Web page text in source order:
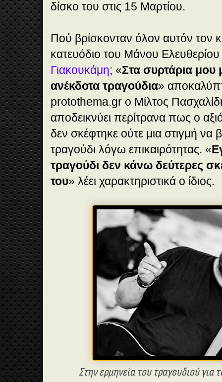
δίσκο του στις 15 Μαρτίου.
Πού βρίσκονταν όλον αυτόν τον
κατευόδιο του Μάνου
Γιακουκάμη; «Στα συρτάρια μου
ανέκδοτα τραγούδια»
protothema.gr ο Μίλτος
αποδεικνύει περίτρανα πως ο
δεν σκέφτηκε ούτε μια στιγμή να
τραγούδι λόγω επικαιρότητας. «
τραγούδι δεν κάνω δεύτερες
του» λέει χαρακτηριστικά ο ίδιος.
Στην ερμηνεία του τραγουδιού για